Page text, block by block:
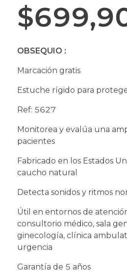
$
OBSEQUIO :
Marcación gratis
Estuche rígido para
Ref: 5627
Monitorea y evalúa una
pacientes
Fabricado en los Estados
caucho natural
Detecta sonidos y ritmos
Útil en entornos de
consultorio médico, sala
ginecología, clínica
urgencia
Garantía de 5 años